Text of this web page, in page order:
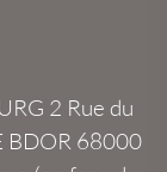
2 Rue du
BDOR 68000